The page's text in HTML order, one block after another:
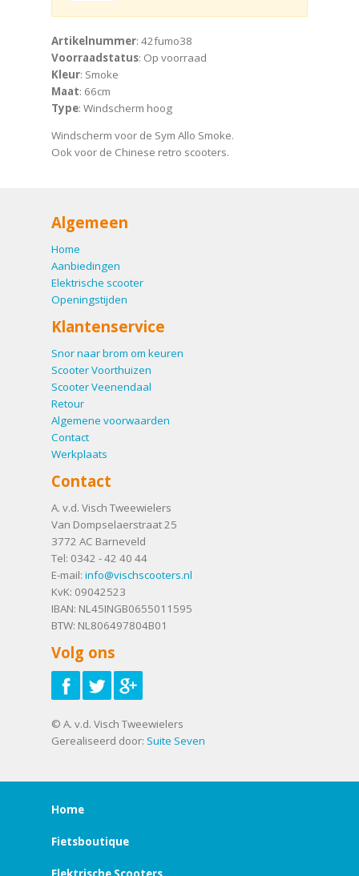
Artikelnummer: 42fumo38
Voorraadstatus: Op voorraad
Kleur: Smoke
Maat: 66cm
Type: Windscherm hoog
Windscherm voor de Sym Allo Smoke.
Ook voor de Chinese retro scooters.
Algemeen
Home
Aanbiedingen
Elektrische scooter
Openingstijden
Klantenservice
Snor naar brom om keuren
Scooter Voorthuizen
Scooter Veenendaal
Retour
Algemene voorwaarden
Contact
Werkplaats
Contact
A. v.d. Visch Tweewielers
Van Dompselaerstraat 25
3772 AC Barneveld
Tel: 0342 - 42 40 44
E-mail: info@vischscooters.nl
KvK: 09042523
IBAN: NL45INGB0655011595
BTW: NL806497804B01
Volg ons
© A. v.d. Visch Tweewielers
Gerealiseerd door: Suite Seven
Home
Fietsboutique